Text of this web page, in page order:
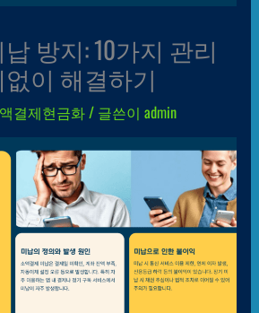
방지: 10가지 관리
이 해결하기
결제현금화/ 글쓴이admin